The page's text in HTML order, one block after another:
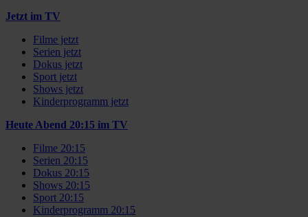
Jetzt im TV
Filme jetzt
Serien jetzt
Dokus jetzt
Sport jetzt
Shows jetzt
Kinderprogramm jetzt
Heute Abend 20:15 im TV
Filme 20:15
Serien 20:15
Dokus 20:15
Shows 20:15
Sport 20:15
Kinderprogramm 20:15